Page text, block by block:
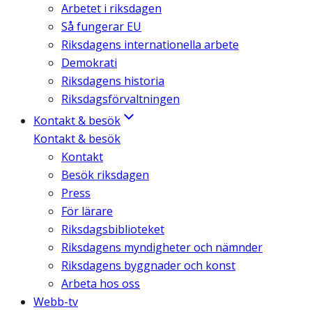
Arbetet i riksdagen
Så fungerar EU
Riksdagens internationella arbete
Demokrati
Riksdagens historia
Riksdagsförvaltningen
Kontakt & besök
Kontakt & besök
Kontakt
Besök riksdagen
Press
För lärare
Riksdagsbiblioteket
Riksdagens myndigheter och nämnder
Riksdagens byggnader och konst
Arbeta hos oss
Webb-tv